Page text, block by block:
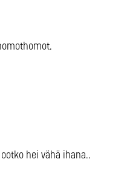
hei vähä ihana..